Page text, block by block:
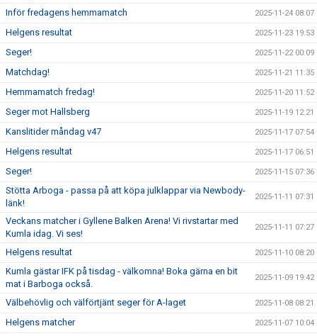
Inför fredagens hemmamatch 2025-11-24 08:07
Helgens resultat 2025-11-23 19:53
Seger! 2025-11-22 00:09
Matchdag! 2025-11-21 11:35
Hemmamatch fredag! 2025-11-20 11:52
Seger mot Hallsberg 2025-11-19 12:21
Kanslitider måndag v47 2025-11-17 07:54
Helgens resultat 2025-11-17 06:51
Seger! 2025-11-15 07:36
Stötta Arboga - passa på att köpa julklappar via Newbody-
länk!
2025-11-11 07:31
Veckans matcher i Gyllene Balken Arena! Vi rivstartar med
Kumla idag. Vi ses!
2025-11-11 07:27
Helgens resultat 2025-11-10 08:20
Kumla gästar IFK på tisdag - välkomna! Boka gärna en bit
mat i Barboga också.
2025-11-09 19:42
Välbehövlig och välförtjänt seger för A-laget 2025-11-08 08:21
Helgens matcher 2025-11-07 10:04